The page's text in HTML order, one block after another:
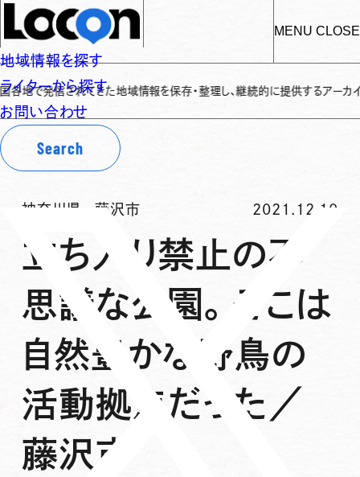
MENU CLOSE
地域情報を探す
ライターから探す
お問い合わせ
Search
れてきた地域情報を保存・整理し、継続的に提供するアーカイブサイトです
神奈川県 藤沢市 2021.12.10
立ち入り禁止の不
思議な公園。そこは
自然豊かな野鳥の
活動拠点だった／
藤沢市